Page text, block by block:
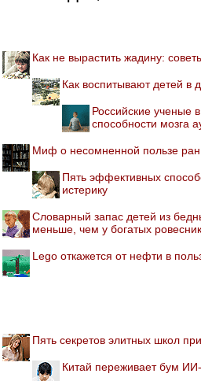
Как не вырастить жадину:
Как воспитывают детей в
Российские ученые
способности мозга
Миф о несомненной пользе
Пять эффективных
истерику
Словарный запас детей из
меньше, чем у богатых
Lego откажется от нефти в
Пять секретов элитных школ
Китай переживает бум